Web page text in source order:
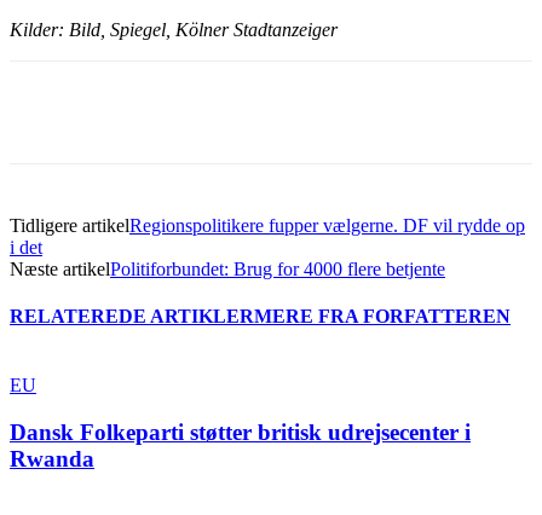
Kilder: Bild, Spiegel, Kölner Stadtanzeiger
Tidligere artikelRegionspolitikere fupper vælgerne. DF vil rydde op
i det
Næste artikelPolitiforbundet: Brug for 4000 flere betjente
RELATEREDE ARTIKLERMERE FRA FORFATTEREN
EU
Dansk Folkeparti støtter britisk udrejsecenter i
Rwanda